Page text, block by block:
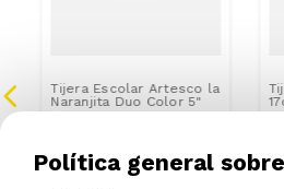
Tijera Escolar Artesco la
Naranjita Duo Color 5"
Política general